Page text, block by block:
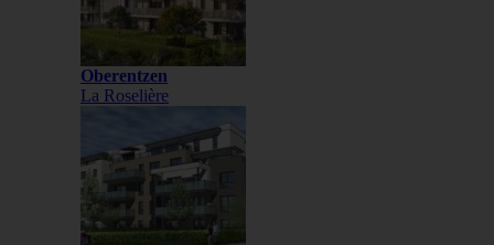
Oberentzen
La Roselière